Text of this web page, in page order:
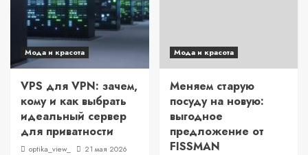
Мода и красота
VPS для VPN: зачем,
кому и как выбрать
идеальный сервер
для приватности
optika_view_ 21 мая 2026
Мода и красота
Меняем старую
посуду на новую:
выгодное
предложение от
FISSMAN